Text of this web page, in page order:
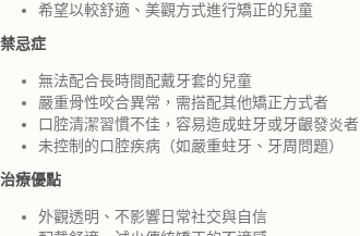
希望以較舒適、美觀方式進行矯正的兒童
禁忌症
無法配合長時間配戴牙套的兒童
嚴重骨性咬合異常，需搭配其他矯正方式者
口腔清潔習慣不佳，容易造成蛀牙或牙齦發炎者
未控制的口腔疾病（如嚴重蛀牙、牙周問題）
治療優點
外觀透明、不影響日常社交與自信